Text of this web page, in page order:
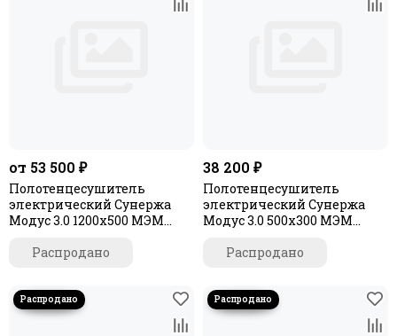
от 53 500 ₽
Полотенцесушитель
электрический Сунержа
Модус 3.0 1200х500 МЭМ
Распродано
38 200 ₽
Полотенцесушитель
электрический Сунержа
Модус 3.0 500x300 МЭМ
Распродано